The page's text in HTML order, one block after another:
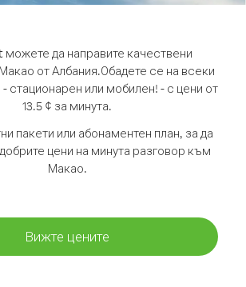
можете да направите качествени
от Албания.Обадете се на всеки
стационарен или мобилен! - с цени от
13.5 ¢ за минута.
пакети или абонаментен план, за да
цени на минута разговор към
Макао.
Вижте цените